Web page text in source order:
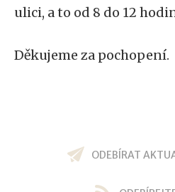
ulici, a to od 8 do 12
Děkujeme za pochopení.
ODEBÍRAT